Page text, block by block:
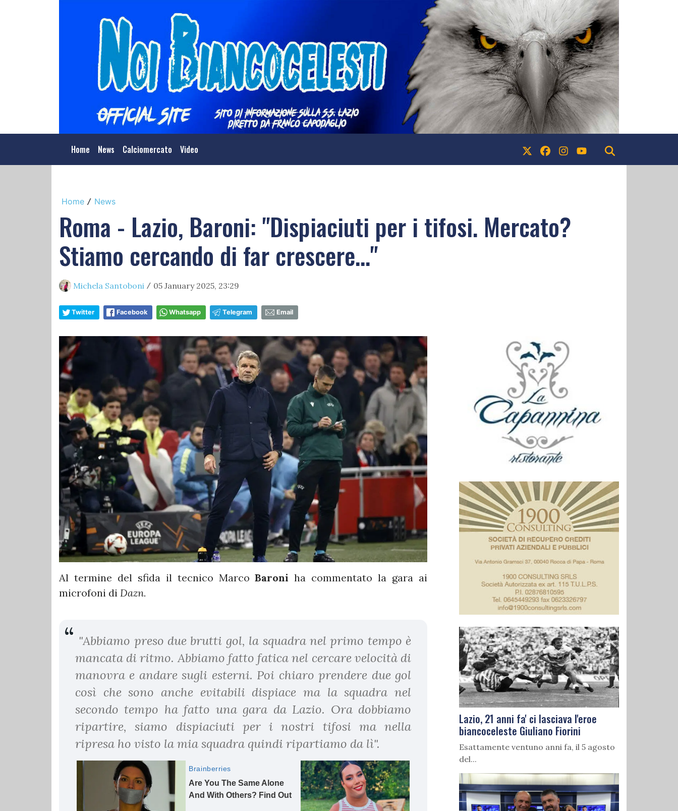
Home News Calciomercato Video
Home / News
Roma - Lazio, Baroni: "Dispiaciuti per i tifosi. Mercato?
Stiamo cercando di far crescere..."
Michela Santoboni / 05 January 2025, 23:29
Twitter Facebook Whatsapp Telegram Email
Al termine del sfida il tecnico MarcoBaroni ha commentato la gara ai
microfoni di Dazn.
"Abbiamo preso due brutti gol, la squadra nel primo tempo è
mancata di ritmo. Abbiamo fatto fatica nel cercare velocità di
manovra e andare sugli esterni. Poi chiaro prendere due gol
così che sono anche evitabili dispiace ma la squadra nel
secondo tempo ha fatto una gara da Lazio. Ora dobbiamo
ripartire, siamo dispiaciuti per i nostri tifosi ma nella
ripresa ho visto la mia squadra quindi ripartiamo da lì".
Lazio, 21 anni fa' ci lasciava l'eroe
biancoceleste Giuliano Fiorini
Esattamente ventuno anni fa, il 5 agosto
del...